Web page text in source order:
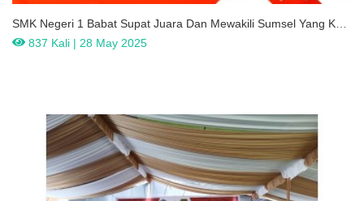
SMK Negeri 1 Babat Supat Juara Dan Mewakili Sumsel Yang Ke 5
Kali Di Ajang LKS Tingkat Nasional Tahun 2025
837 Kali | 28 May 2025